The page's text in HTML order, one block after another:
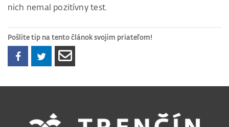
nich nemal pozitívny test.
Pošlite tip na tento článok svojim priateľom!